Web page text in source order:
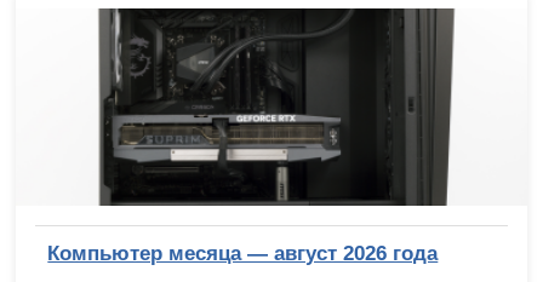
Компьютер месяца — август 2026 года